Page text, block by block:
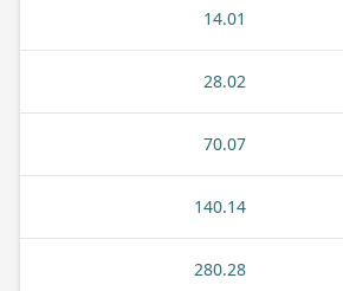
14.01
28.02
70.07
140.14
280.28